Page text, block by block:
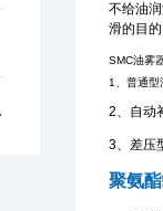
型
不给油
滑的目
SMC油雾
1、普通型
2、自动
3、差压
聚氨